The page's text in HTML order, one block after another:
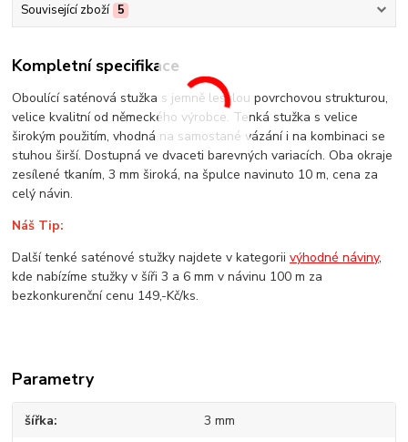
Související zboží 5
Kompletní specifikace
Oboulící saténová stužka s jemně lesklou povrchovou strukturou,
velice kvalitní od německého výrobce. Tenká stužka s velice
širokým použitím, vhodná na samostané vázání i na kombinaci se
stuhou širší. Dostupná ve dvaceti barevných variacích. Oba okraje
zesílené tkaním, 3 mm široká, na špulce navinuto 10 m, cena za
celý návin.
Náš Tip:
Další tenké saténové stužky najdete v kategoriivýhodné náviny,
kde nabízíme stužky v šíři 3 a 6 mm v návinu 100 m za
bezkonkurenční cenu 149,-Kč/ks.
Parametry
šířka 3 mm